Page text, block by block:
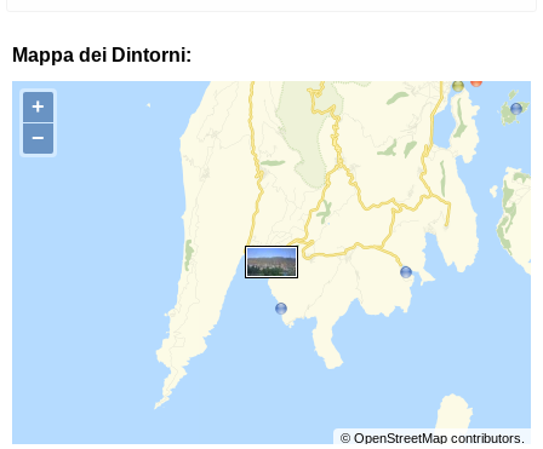
Mappa dei Dintorni:
+
−
© OpenStreetMapcontributors.